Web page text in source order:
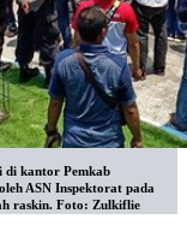
di kantor Pemkab
ASN Inspektorat pada
raskin. Foto: Zulkiflie